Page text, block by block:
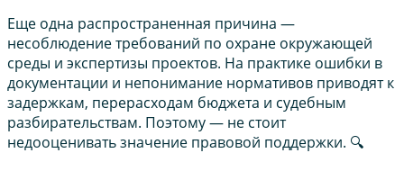
Еще одна распространенная причина —
несоблюдение требований по охране окружающей
среды и экспертизы проектов. На практике ошибки в
документации и непонимание нормативов приводят к
задержкам, перерасходам бюджета и судебным
разбирательствам. Поэтому — не стоит
недооценивать значение правовой поддержки. 🔍